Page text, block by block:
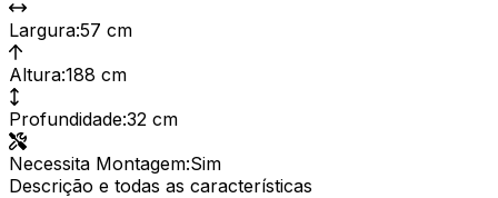
Largura:57 cm
Altura:188 cm
Profundidade:32 cm
Necessita Montagem:Sim
Descrição e todas as características